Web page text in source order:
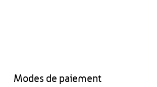
Modes de paiement